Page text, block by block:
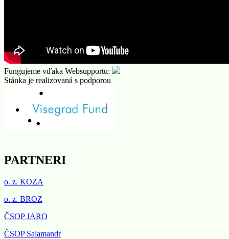
Fungujeme vďaka Websupportu:
Stánka je realizovaná s podporou
Poznávame, chránime a máme radi
prírodu Bielych Karpát a Stredného
Považia!
PARTNERI
o. z. KOZA
o. z. BROZ
ČSOP JARO
ČSOP Salamandr